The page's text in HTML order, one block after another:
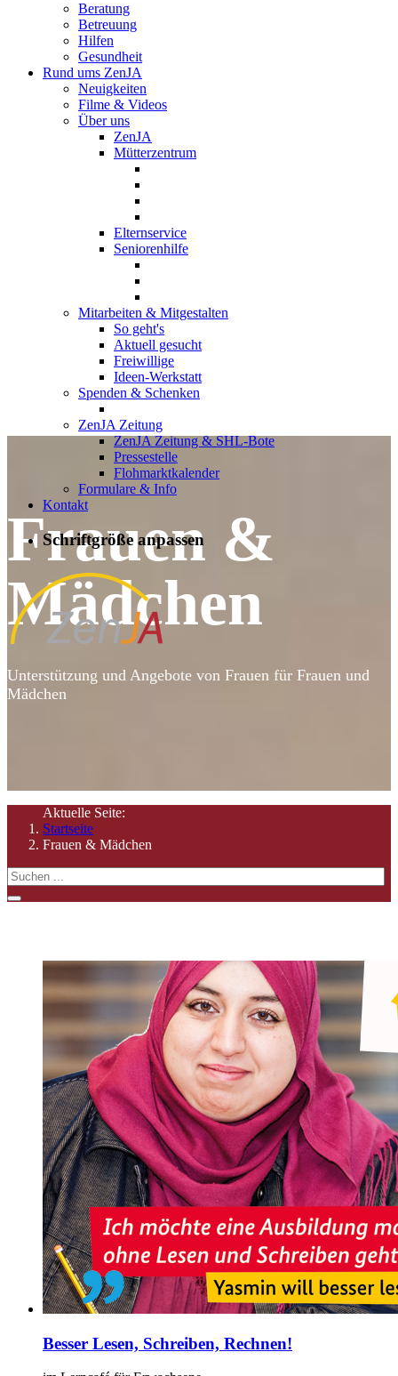
Beratung
Betreuung
Hilfen
Gesundheit
Rund ums ZenJA
Neuigkeiten
Filme & Videos
Über uns
ZenJA
Mütterzentrum
Elternservice
Seniorenhilfe
Mitarbeiten & Mitgestalten
So geht's
Aktuell gesucht
Freiwillige
Ideen-Werkstatt
Spenden & Schenken
ZenJA Zeitung
ZenJA Zeitung & SHL-Bote
Pressestelle
Flohmarktkalender
Formulare & Info
Kontakt
Schriftgröße anpassen
Frauen &
Mädchen
Unterstützung und Angebote von Frauen für Frauen und
Mädchen
Aktuelle Seite:
Startseite
Frauen & Mädchen
Besser Lesen, Schreiben, Rechnen!